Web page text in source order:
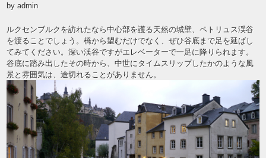
by admin
ルクセンブルクを訪れたなら中心部を護る天然の城壁、ペトリュス渓谷
を渡ることでしょう。橋から望むだけでなく、ぜひ谷底まで足を延ばし
てみてください。深い渓谷ですがエレベーターで一足に降りられます。
谷底に踏み出したその時から、中世にタイムスリップしたかのような風
景と雰囲気は、途切れることがありません。